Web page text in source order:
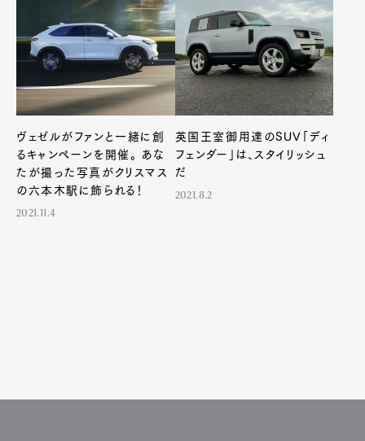
ヴェゼルがファンと一緒に創
るキャンペーンを開催。 あな
たが撮った写真がクリスマス
の六本木駅に飾られる！
2021.11.4
英国王室御用達のSUV「ディ
フェンダー」は、スタイリッシュ
だ
2021.8.2